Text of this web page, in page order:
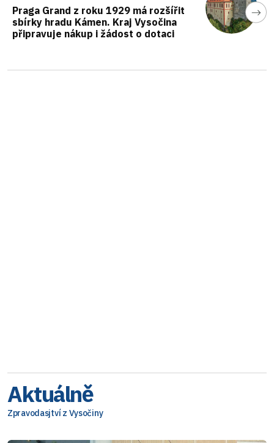
Praga Grand z roku 1929 má rozšířit
sbírky hradu Kámen. Kraj Vysočina
připravuje nákup i žádost o dotaci
Aktuálně
Zpravodasjtví z Vysočiny